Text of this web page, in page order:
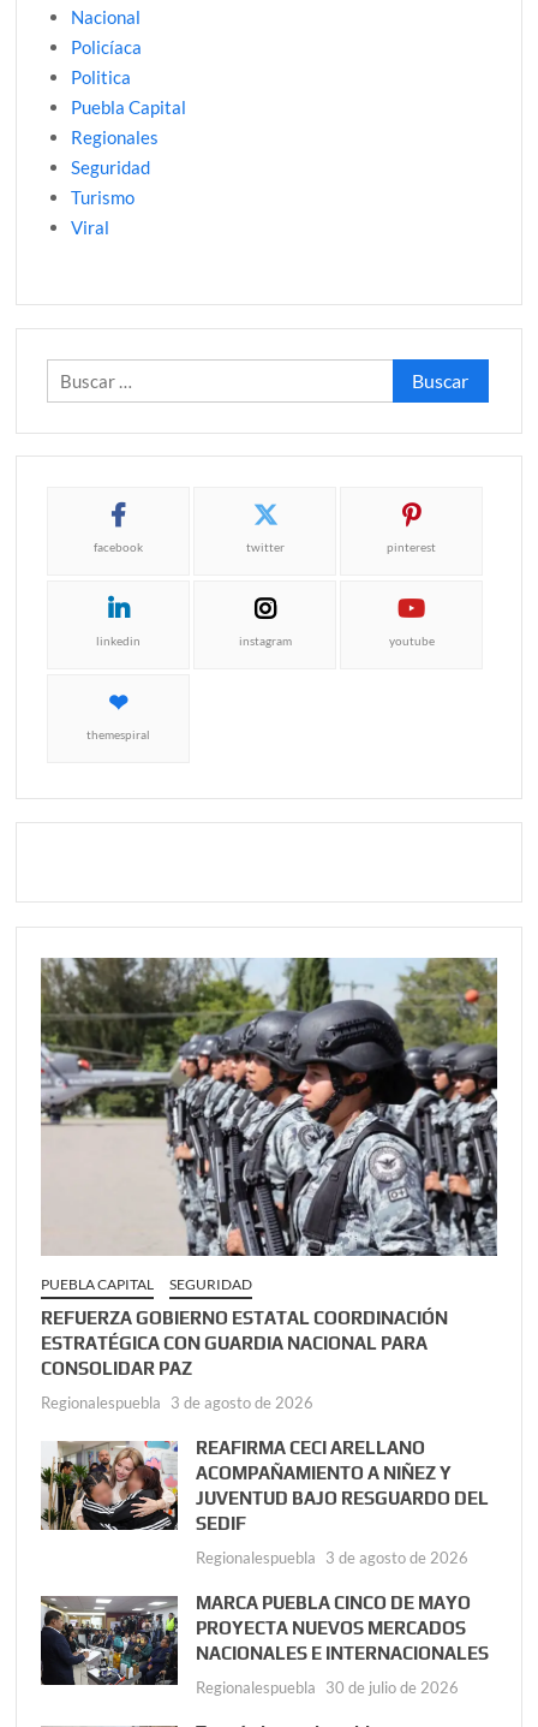
Nacional
Policíaca
Politica
Puebla Capital
Regionales
Seguridad
Turismo
Viral
Buscar:
facebook twitter pinterest
linkedin instagram youtube
themespiral
PUEBLA CAPITAL SEGURIDAD
REFUERZA GOBIERNO ESTATAL COORDINACIÓN
ESTRATÉGICA CON GUARDIA NACIONAL PARA
CONSOLIDAR PAZ
Regionalespuebla 3 de agosto de 2026
REAFIRMA CECI ARELLANO
ACOMPAÑAMIENTO A NIÑEZ Y
JUVENTUD BAJO RESGUARDO DEL
SEDIF
Regionalespuebla 3 de agosto de 2026
MARCA PUEBLA CINCO DE MAYO
PROYECTA NUEVOS MERCADOS
NACIONALES E INTERNACIONALES
Regionalespuebla 30 de julio de 2026